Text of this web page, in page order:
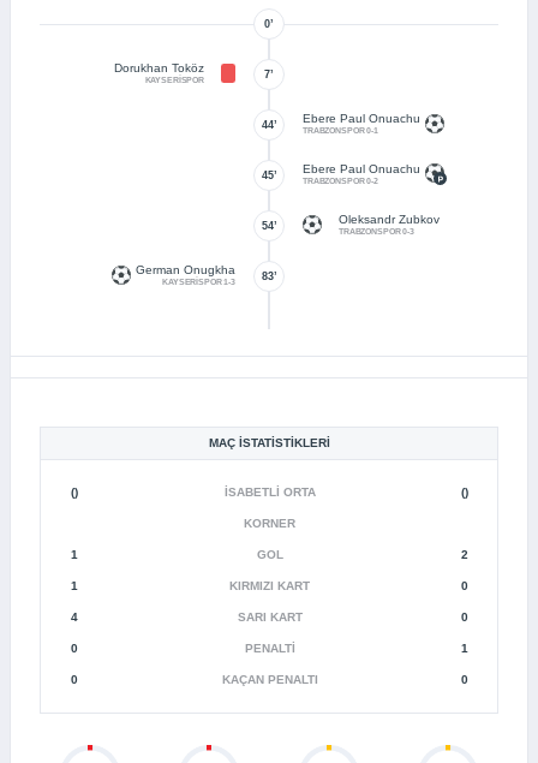
0’
Dorukhan Toköz
KAYSERİSPOR 7’
Ebere Paul Onuachu
TRABZONSPOR 0-1
44’
Ebere Paul Onuachu
TRABZONSPOR 0-2
45’
54’
Oleksandr Zubkov
TRABZONSPOR 0-3
83’
German Onugkha
KAYSERİSPOR 1-3
MAÇ İSTATISTIKLERI
() İSABETLI ORTA ()
KORNER
1 GOL 2
1 KIRMIZI KART 0
4 SARI KART 0
0 PENALTI 1
0 KAÇAN PENALTI 0